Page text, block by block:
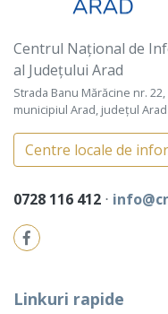
Centrul Național de
al Județului Arad
Strada Banu Mărăcine nr.
municipiul Arad, județul Arad
Centre locale de
0728 116 412 ⋅
Linkuri rapide